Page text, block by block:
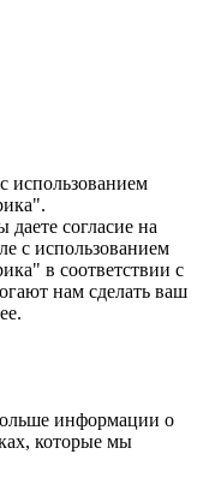
использованием
согласие на
с использованием
в соответствии с
нам сделать ваш
информации о
которые мы